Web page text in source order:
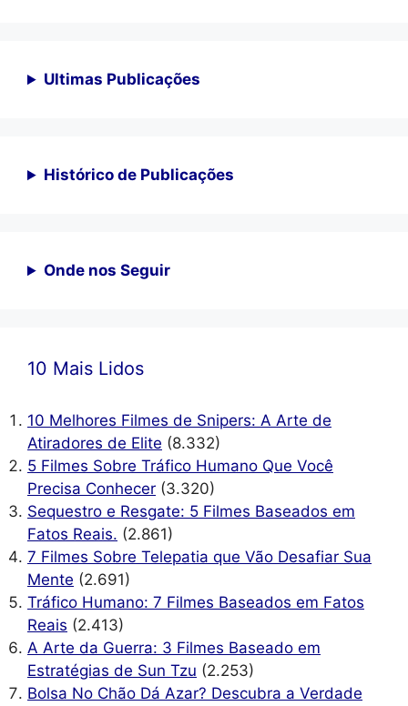
Ultimas Publicações
Histórico de Publicações
Onde nos Seguir
10 Mais Lidos
10 Melhores Filmes de Snipers: A Arte de
Atiradores de Elite (8.332)
5 Filmes Sobre Tráfico Humano Que Você
Precisa Conhecer (3.320)
Sequestro e Resgate: 5 Filmes Baseados em
Fatos Reais. (2.861)
7 Filmes Sobre Telepatia que Vão Desafiar Sua
Mente (2.691)
Tráfico Humano: 7 Filmes Baseados em Fatos
Reais (2.413)
A Arte da Guerra: 3 Filmes Baseado em
Estratégias de Sun Tzu (2.253)
Bolsa No Chão Dá Azar? Descubra a Verdade